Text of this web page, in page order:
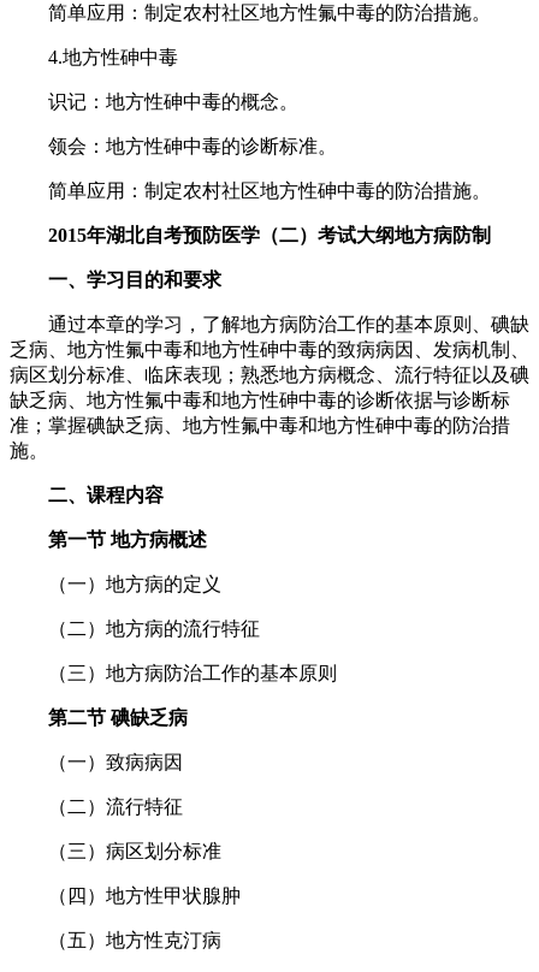
简单应用：制定农村社区地方性氟中毒的防治措施。
4.地方性砷中毒
识记：地方性砷中毒的概念。
领会：地方性砷中毒的诊断标准。
简单应用：制定农村社区地方性砷中毒的防治措施。
2015年湖北自考预防医学（二）考试大纲地方病防制
一、学习目的和要求
通过本章的学习，了解地方病防治工作的基本原则、碘缺
乏病、地方性氟中毒和地方性砷中毒的致病病因、发病机制、
病区划分标准、临床表现；熟悉地方病概念、流行特征以及碘
缺乏病、地方性氟中毒和地方性砷中毒的诊断依据与诊断标
准；掌握碘缺乏病、地方性氟中毒和地方性砷中毒的防治措
施。
二、课程内容
第一节 地方病概述
（一）地方病的定义
（二）地方病的流行特征
（三）地方病防治工作的基本原则
第二节 碘缺乏病
（一）致病病因
（二）流行特征
（三）病区划分标准
（四）地方性甲状腺肿
（五）地方性克汀病